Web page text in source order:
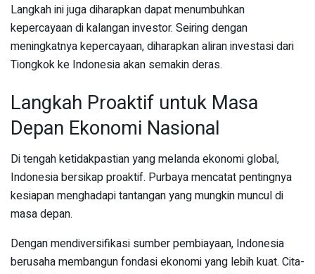
Langkah ini juga diharapkan dapat menumbuhkan
kepercayaan di kalangan investor. Seiring dengan
meningkatnya kepercayaan, diharapkan aliran investasi dari
Tiongkok ke Indonesia akan semakin deras.
Langkah Proaktif untuk Masa
Depan Ekonomi Nasional
Di tengah ketidakpastian yang melanda ekonomi global,
Indonesia bersikap proaktif. Purbaya mencatat pentingnya
kesiapan menghadapi tantangan yang mungkin muncul di
masa depan.
Dengan mendiversifikasi sumber pembiayaan, Indonesia
berusaha membangun fondasi ekonomi yang lebih kuat. Cita-